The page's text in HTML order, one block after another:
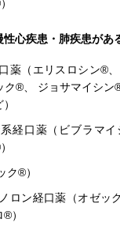
心疾患・肺疾患があ
薬（エリスロシン®
ク®、 ジョサマイシ
経口薬（ビブラマ
ク®）
ロン経口薬（オゼッ
）